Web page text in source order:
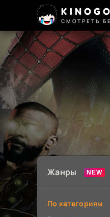
СМОТРЕТЬ
Жанры
По категориям